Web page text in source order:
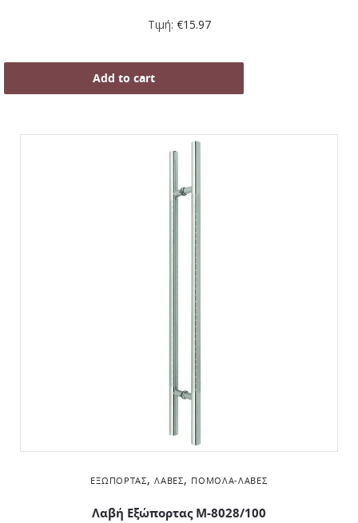
Τιμή: €15.97
Add to cart
ΕΞΏΠΟΡΤΑΣ,ΛΑΒΈΣ, ΠΌΜΟΛΑ-ΛΑΒΈΣ
Λαβή Εξώπορτας M-8028/100